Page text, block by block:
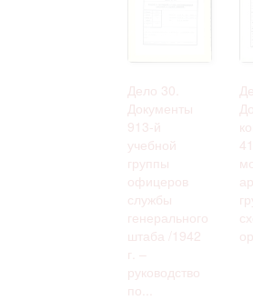
Дело 30.
Документы
913-й
учебной
группы
офицеров
службы
генерального
штаба /1942
г. –
руководство
по...